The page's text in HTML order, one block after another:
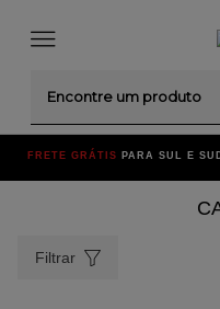
FRETE GRÁTIS PARA SUL E
Filtrar